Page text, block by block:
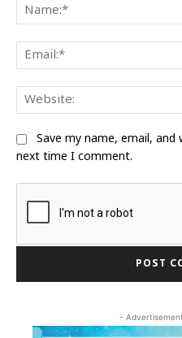
Save my name, email,
next time I comment.
-